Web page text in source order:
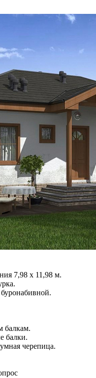
7,98 х 11,98 м.
балкам.
балки.
черепица.